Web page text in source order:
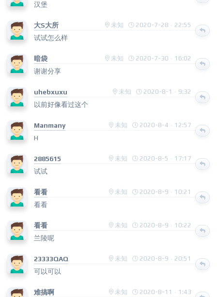
汉堡
大S大所 未知 2020-7-28 · 22:55
试试怎么样
暗袋 未知 2020-7-30 · 16:02
谢谢分享
uhebxuxu 未知 2020-8-1 · 9:32
以前好像看过这个
Manmany 未知 2020-8-4 · 12:57
H
2885615 未知 2020-8-5 · 17:17
试试
看看 未知 2020-8-9 · 10:21
看看
看看 未知 2020-8-9 · 10:22
兰陵呢
23333QAQ 未知 2020-8-9 · 20:51
可以可以
难搞啊 未知 2020-8-11 · 1:43